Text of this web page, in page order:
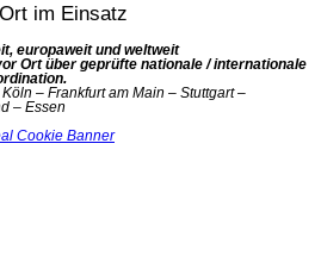
im Einsatz
europaweit und weltweit
Ort über geprüfte nationale / internationale
– Frankfurt am Main – Stuttgart –
– Essen
Cookie Banner